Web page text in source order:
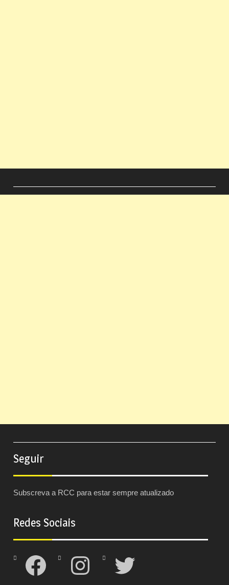
Seguir
Subscreva a RCC para estar sempre atualizado
Redes Sociais
Facebook Instagram Twitter